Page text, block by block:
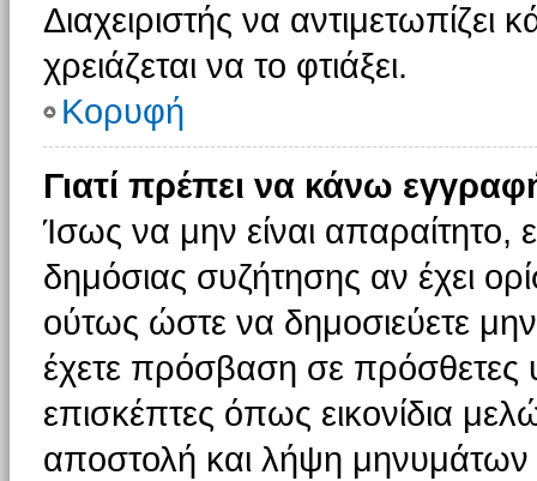
Διαχειριστής να αντιμετωπίζει
χρειάζεται να το φτιάξει.
Κορυφή
Γιατί πρέπει να κάνω
Ίσως να μην είναι απαραίτητο,
δημόσιας συζήτησης αν έχει
ούτως ώστε να δημοσιεύετε
έχετε πρόσβαση σε πρόσθετες
επισκέπτες όπως εικονίδια
αποστολή και λήψη μηνυμάτων